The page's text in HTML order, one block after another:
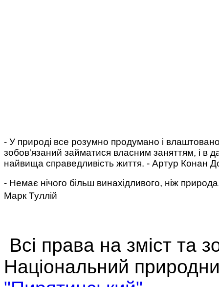
- У природі все розумно продумано і
зобов'язаний займатися власним заняттям, і в
найвища справедливість життя. - Артур Конан
- Немає нічого більш винахідливого, ніж
Марк Туллій
Всі права на зміст та
Національний